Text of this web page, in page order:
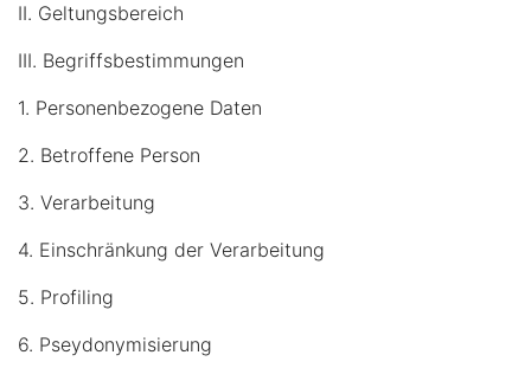
II. Geltungsbereich
III. Begriffsbestimmungen
1. Personenbezogene Daten
2. Betroffene Person
3. Verarbeitung
4. Einschränkung der Verarbeitung
5. Profiling
6. Pseydonymisierung